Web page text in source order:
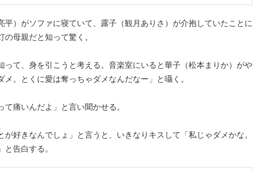
）がソファに寝ていて、露子（観月ありさ）が介抱していたことに
母親だと知って驚く。
って、身を引こうと考える。音楽室にいると華子（松本まりか）がや
。とくに愛は奪っちゃダメなんだなー」と囁く。
痛いんだよ」と言い聞かせる。
好きなんでしょ」と言うと、いきなりキスして「私じゃダメかな。
告白する。